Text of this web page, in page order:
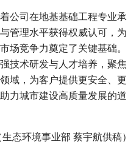
公司在地基基础工程专业承
管理水平获得权威认可，为
场竞争力奠定了关键基础。
技术研发与人才培养，聚焦
域，为客户提供更安全、更
力城市建设高质量发展的道
生态环境事业部 蔡宇航供稿）